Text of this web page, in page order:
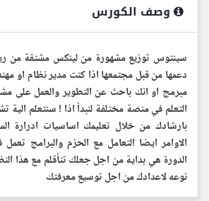
وصف الكورس
سينتوس توزيع مشهورة من لينكس مشتقة من
دعمها من قبل مجتمعها اذا كنت مدير نظام او
مبرمج او انك باحث عن التطوير والعمل على
التعلم في منصة مختلفة لنبدأ اذا ! سنتعلم
بارشادك من خلال تعليمك اساسيات ادرارة
الاوامر ايضا التعامل مع الحزم والبرامج
الدورة هي بداية من اجل جعلك تتأقلم مع هذا
نوعه لاعدادك من اجل توسيع معرفتك